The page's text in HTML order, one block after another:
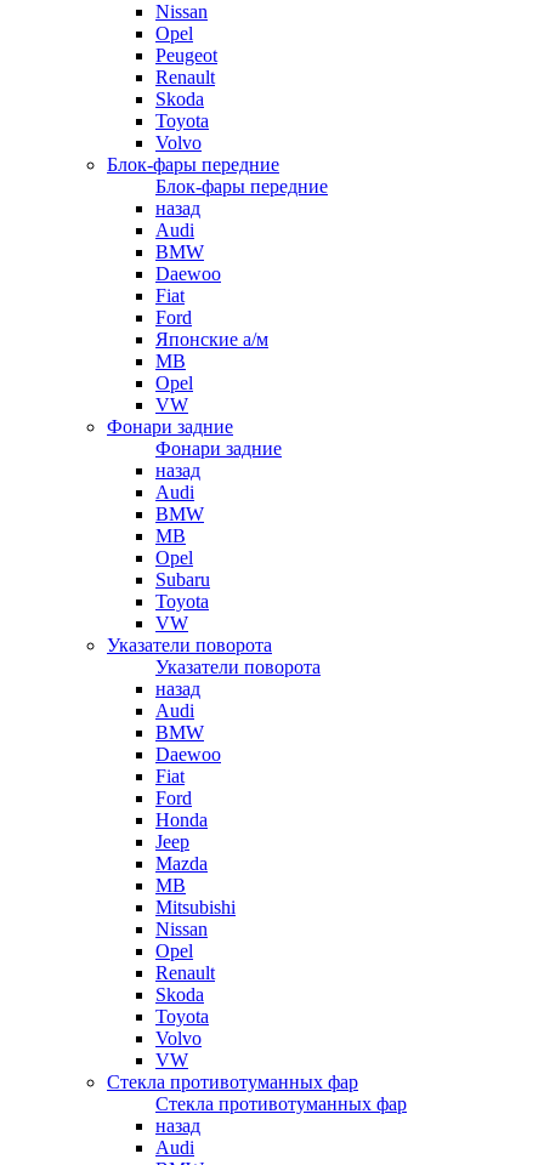
Nissan
Opel
Peugeot
Renault
Skoda
Toyota
Volvo
Блок-фары передние
Блок-фары передние
назад
Audi
BMW
Daewoo
Fiat
Ford
Японские а/м
MB
Opel
VW
Фонари задние
Фонари задние
назад
Audi
BMW
MB
Opel
Subaru
Toyota
VW
Указатели поворота
Указатели поворота
назад
Audi
BMW
Daewoo
Fiat
Ford
Honda
Jeep
Mazda
MB
Mitsubishi
Nissan
Opel
Renault
Skoda
Toyota
Volvo
VW
Стекла противотуманных фар
Стекла противотуманных фар
назад
Audi